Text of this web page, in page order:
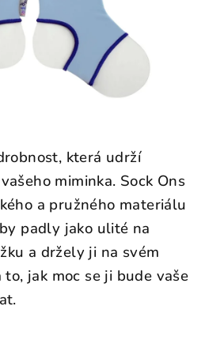
která udrží
miminka. Sock Ons
a pružného materiálu
padly jako ulité na
a držely ji na svém
jak moc se ji bude vaše